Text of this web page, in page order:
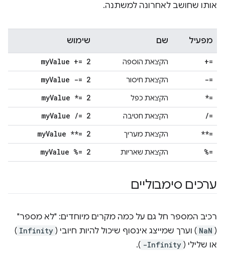
אותו שחושב לאחרונה למשתנה.
מפעיל שם שימוש
+= הקצאת הוספה myValue += 2
-=
הקצאת חיסור myValue -= 2
*=
הקצאת כפל myValue *= 2
/= הקצאת חטיבה myValue /= 2
**=
הקצאת מעריך myValue **= 2
%=
הקצאת שאריות myValue %= 2
ערכים סימבוליים
רכיב המספר חל גם על כמה מקרים מיוחדים: "לא מספר"
(
NaN ) וערך שמייצג אינסוף שיכול להיות חיובי ( Infinity
)
או שלילי ( -Infinity
).